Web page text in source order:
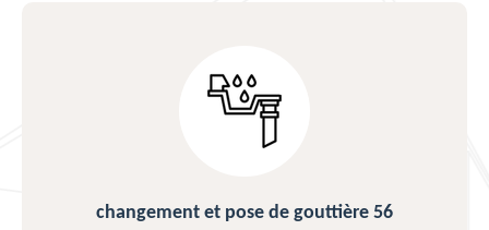
changement et pose de gouttière 56